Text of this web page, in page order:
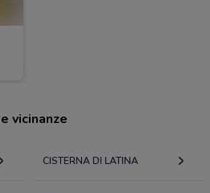
vicinanze
CISTERNA DI LATINA